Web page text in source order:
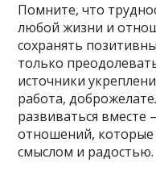
Помните, что
любой жизни и
сохранять
только
источники
работа,
развиваться вместе
отношений,
смыслом и радостью.